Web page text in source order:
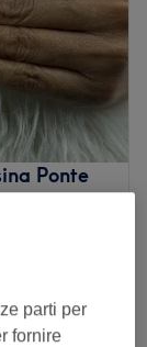
Ponte
€ 70
parti per
fornire